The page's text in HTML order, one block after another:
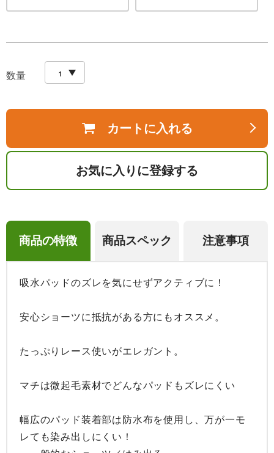
数量
カートに入れる
お気に入りに登録する
商品の特徴 商品スペック 注意事項
吸水パッドのズレを気にせずアクティブに！
安心ショーツに抵抗がある方にもオススメ。
たっぷりレース使いがエレガント。
マチは微起毛素材でどんなパッドもズレにくい
幅広のパッド装着部は防水布を使用し、万が一モ
レても染み出しにくい！